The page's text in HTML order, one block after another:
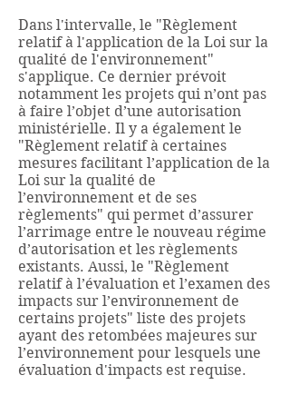
Dans l'intervalle, le "Règlement
relatif à l'application de la Loi sur la
qualité de l'environnement"
s'applique. Ce dernier prévoit
notamment les projets qui n’ont pas
à faire l’objet d’une autorisation
ministérielle. Il y a également le
"Règlement relatif à certaines
mesures facilitant l’application de la
Loi sur la qualité de
l’environnement et de ses
règlements" qui permet d’assurer
l’arrimage entre le nouveau régime
d’autorisation et les règlements
existants. Aussi, le "Règlement
relatif à l’évaluation et l’examen des
impacts sur l’environnement de
certains projets" liste des projets
ayant des retombées majeures sur
l’environnement pour lesquels une
évaluation d'impacts est requise.